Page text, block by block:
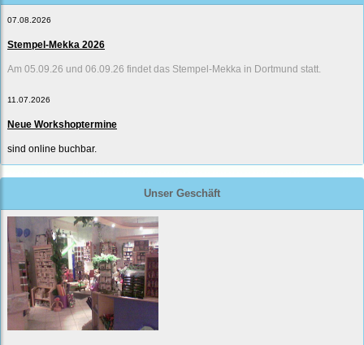
07.08.2026
Stempel-Mekka 2026
Am 05.09.26 und 06.09.26 findet das Stempel-Mekka in Dortmund statt.
11.07.2026
Neue Workshoptermine
sind online buchbar.
Unser Geschäft